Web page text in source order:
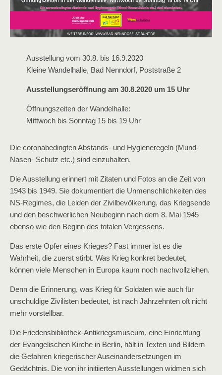
Ausstellung vom 30.8. bis 16.9.2020
Kleine Wandelhalle, Bad Nenndorf, Poststraße 2
Ausstellungseröffnung am 30.8.2020 um 15 Uhr
Öffnungszeiten der Wandelhalle:
Mittwoch bis Sonntag 15 bis 19 Uhr
Die coronabedingten Abstands- und Hygieneregeln (Mund-
Nasen- Schutz etc.) sind einzuhalten.
Die Ausstellung erinnert mit Zitaten und Fotos an die Zeit von
1943 bis 1949. Sie dokumentiert die Unmenschlichkeiten des
NS-Regimes, die Leiden der Zivilbevölkerung, das Kriegsende
und den beschwerlichen Neubeginn nach dem 8. Mai 1945
ebenso wie den Beginn des totalen Vergessens.
Das erste Opfer eines Krieges? Fast immer ist es die
Wahrheit, die zuerst stirbt. Was Krieg konkret bedeutet,
können viele Menschen in Europa kaum noch nachvollziehen.
Denn die Erinnerung, was Krieg für Soldaten wie auch für
unschuldige Zivilisten bedeutet, ist nach Jahrzehnten oft nicht
mehr vorstellbar.
Die Friedensbibliothek-Antikriegsmuseum, eine Einrichtung
der Evangelischen Kirche in Berlin, hält in Texten und Bildern
die Gefahren kriegerischer Auseinandersetzungen im
Gedächtnis. Die von ihr initiierten Ausstellungen widmen sich